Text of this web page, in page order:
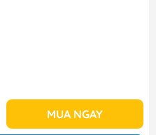
MUA NGAY